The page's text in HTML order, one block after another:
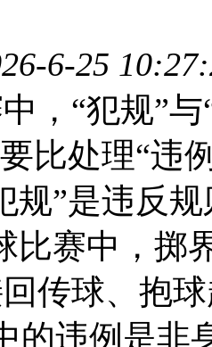
6-25
，“犯规”
比处理“违
规”是违反
比赛中，掷
传球、抱
的违例是非